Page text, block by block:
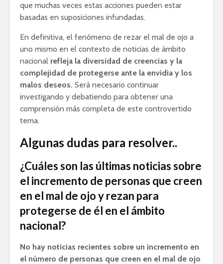
que muchas veces estas acciones pueden estar
basadas en suposiciones infundadas.
En definitiva, el fenómeno de rezar el mal de ojo a
uno mismo en el contexto de noticias de ámbito
nacional refleja la diversidad de creencias y la
complejidad de protegerse ante la envidia y los
malos deseos. Será necesario continuar
investigando y debatiendo para obtener una
comprensión más completa de este controvertido
tema.
Algunas dudas para resolver..
¿Cuáles son las últimas noticias sobre
el incremento de personas que creen
en el mal de ojo y rezan para
protegerse de él en el ámbito
nacional?
No hay noticias recientes sobre un incremento en
el número de personas que creen en el mal de ojo